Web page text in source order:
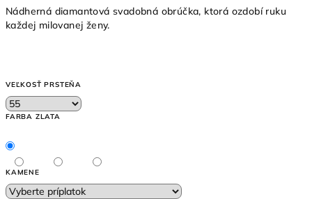
Nádherná diamantová svadobná obrúčka, ktorá ozdobí ruku
každej milovanej ženy.
VEĽKOSŤ PRSTEŇA
FARBA ZLATA
KAMENE